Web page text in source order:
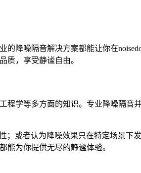
降噪隔音解决方案都能让你在
质，享受静谧自由。
学等多方面的知识。专业降噪隔音
；或者认为降噪效果只在特定场景下
能为你提供无尽的静谧体验。